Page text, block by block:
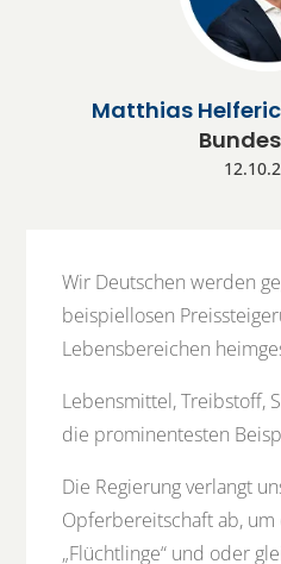
Matthias
Wir Deutschen werden
beispiellosen
Lebensbereichen
Lebensmittel, Treibstoff,
die prominentesten
Die Regierung verlangt
Opferbereitschaft ab, um
„Flüchtlinge“ und oder